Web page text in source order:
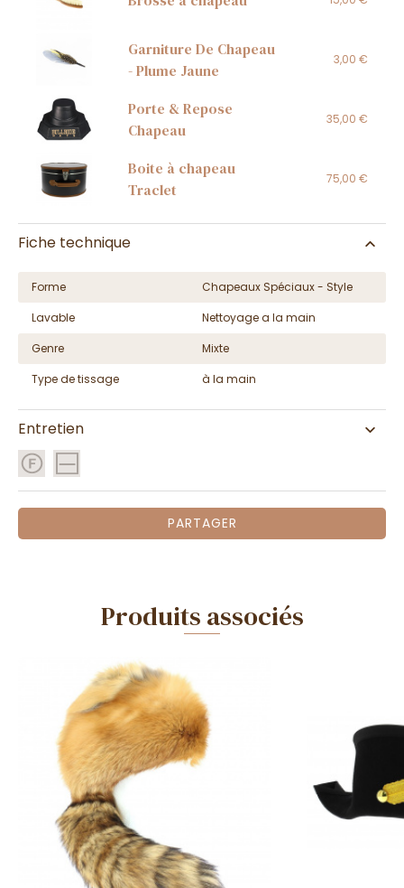
Garniture De Chapeau
- Plume Jaune
3,00 €
Porte & Repose
Chapeau
35,00 €
Boite à chapeau
Traclet
75,00 €
Fiche technique
Forme
Chapeaux Spéciaux - Style
Lavable
Nettoyage a la main
Genre
Mixte
Type de tissage
à la main
Entretien
PARTAGER
Produits associés